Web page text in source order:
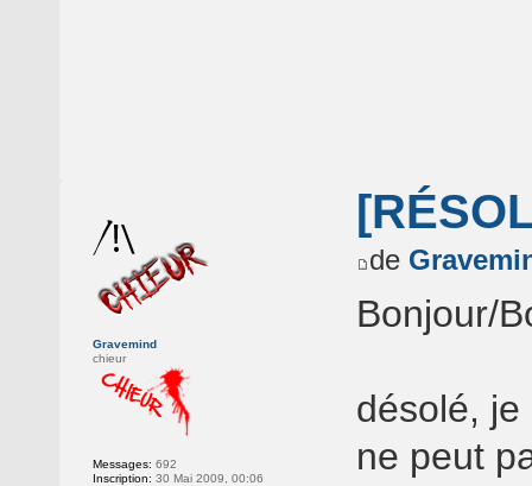
Gravemind
chieur
Messages: 692
Inscription: 30 Mai 2009, 00:06
de
Bonjour/
désolé,
ne peut